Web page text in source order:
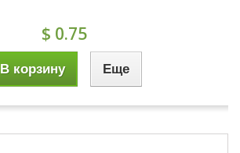
$ 0.75
В корзину Еще